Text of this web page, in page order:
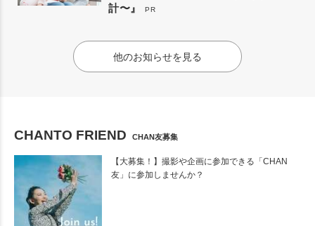
計〜』
PR
他のお知らせを見る
CHANTO FRIEND CHAN友募集
【大募集！】撮影や企画に参加できる「CHAN
友」に参加しませんか？